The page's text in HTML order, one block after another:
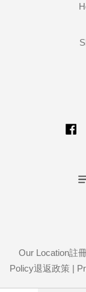
Our Location註
Policy退返政策 |